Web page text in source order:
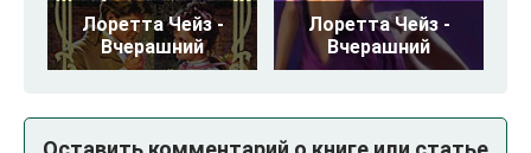
Лоретта Чейз -
Вчерашний
Лоретта Чейз -
Вчерашний